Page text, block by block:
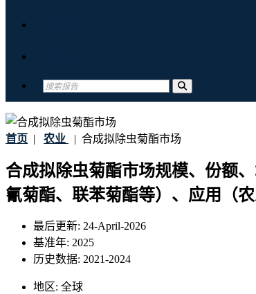
首页 | 农业 | 合成拟除虫菊酯市场
合成拟除虫菊酯市场规模、份额
氰菊酯、联苯菊酯等）、应用（
最后更新: 24-April-2026
基准年: 2025
历史数据: 2021-2024
地区: 全球